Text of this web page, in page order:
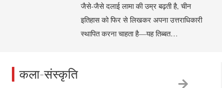
जैसे-जैसे दलाई लामा की उम्र बढ़ती है, चीन
इतिहास को फिर से लिखकर अपना उत्तराधिकारी
स्थापित करना चाहता है—यह तिब्बत…
कला-संस्कृति